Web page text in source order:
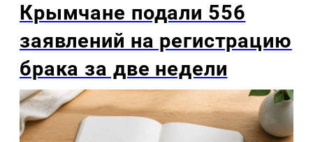
Крымчане подали 556
заявлений на регистрацию
брака за две недели